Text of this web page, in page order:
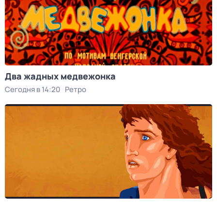
Два жадных медвежонка
Сегодня в 14:20 Ретро